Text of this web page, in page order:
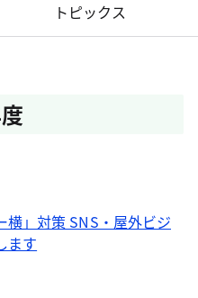
トピックス
」対策 SNS・屋外ビジ
ます